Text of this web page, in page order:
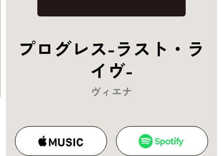
プログレス-ラスト・ラ
イヴ-
ヴィエナ